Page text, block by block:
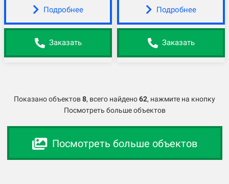
Подробнее
Заказать
Подробнее
Заказать
Показано объектов8, всего найдено62, нажмите на кнопку
Посмотреть больше объектов
Посмотреть больше объектов